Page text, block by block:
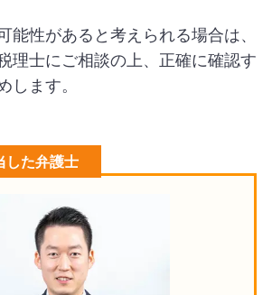
能性があると考えられる場合は、
理士にご相談の上、正確に確認す
します。
した弁護士